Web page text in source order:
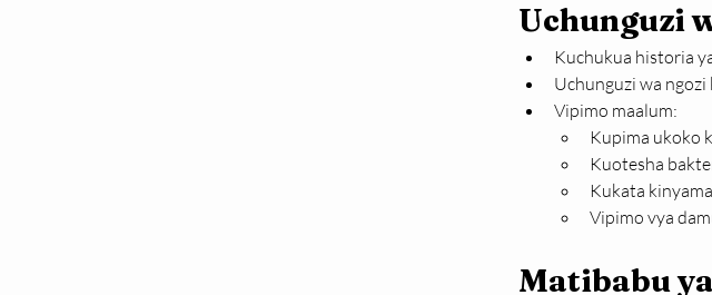
Uchunguzi
Kuchukua historia
Uchunguzi wa
Vipimo maalum:
Kupima ukoko
Kuotesha
Kukata
Vipimo vya
Matibabu